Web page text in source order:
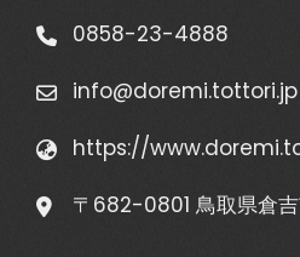
0858-23-4888
info@doremi.tottori.jp
https://
〒682-0801 鳥取県倉吉